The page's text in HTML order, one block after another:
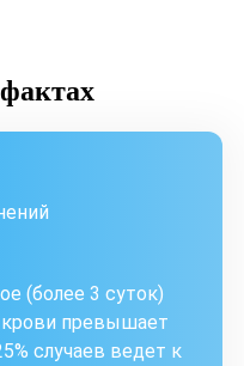
(более 3 суток)
крови превышает
случаев ведет к